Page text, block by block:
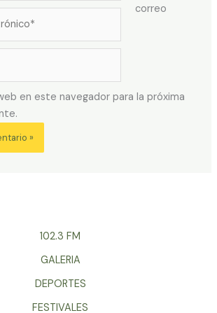
correo
en este navegador para la próxima
102.3 FM
GALERIA
DEPORTES
FESTIVALES